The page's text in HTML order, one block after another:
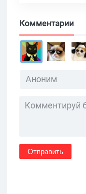
Комментарии
Отправить